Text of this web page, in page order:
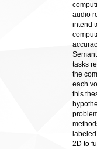
audio
intend
tasks
the
each
this
2D to